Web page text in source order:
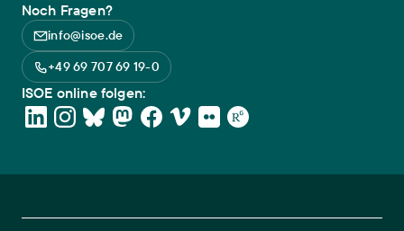
Noch Fragen?
info@isoe.de
+49 69 707 69 19-0
ISOE online folgen: